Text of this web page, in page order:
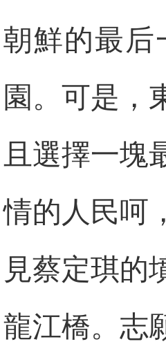
朝鮮的最后
園。可是，
且選擇一塊
情的人民呵
見蔡定琪的
龍江橋。志